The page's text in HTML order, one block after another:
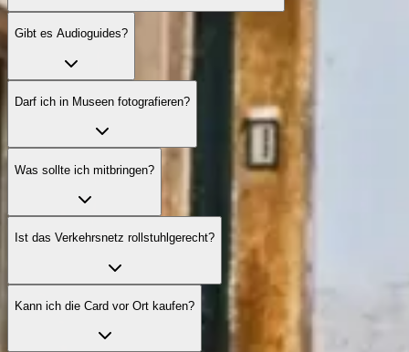
Gibt es Audioguides?
Darf ich in Museen fotografieren?
Was sollte ich mitbringen?
Ist das Verkehrsnetz rollstuhlgerecht?
Kann ich die Card vor Ort kaufen?